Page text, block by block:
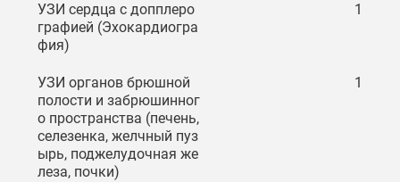
УЗИ сердца с допплеро
графией (Эхокардиогра
фия)
1
УЗИ органов брюшной
полости и забрюшинног
о пространства (печень,
селезенка, желчный пуз
ырь, поджелудочная же
леза, почки)
1